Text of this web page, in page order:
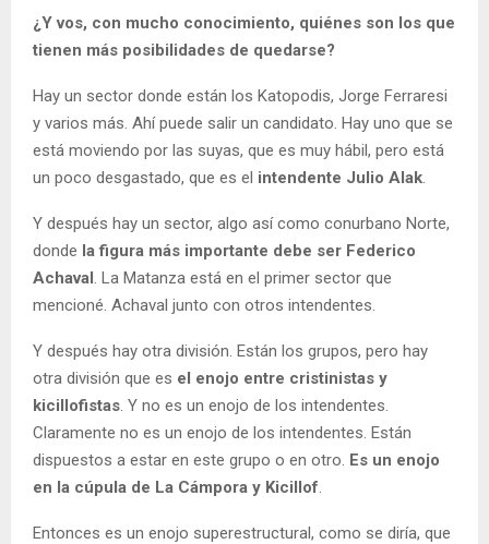
¿Y vos, con mucho conocimiento, quiénes son los que
tienen más posibilidades de quedarse?
Hay un sector donde están los Katopodis, Jorge Ferraresi
y varios más. Ahí puede salir un candidato. Hay uno que se
está moviendo por las suyas, que es muy hábil, pero está
un poco desgastado, que es el intendente Julio Alak.
Y después hay un sector, algo así como conurbano Norte,
donde la figura más importante debe ser Federico
Achaval. La Matanza está en el primer sector que
mencioné. Achaval junto con otros intendentes.
Y después hay otra división. Están los grupos, pero hay
otra división que es el enojo entre cristinistas y
kicillofistas. Y no es un enojo de los intendentes.
Claramente no es un enojo de los intendentes. Están
dispuestos a estar en este grupo o en otro. Es un enojo
en la cúpula de La Cámpora y Kicillof.
Entonces es un enojo superestructural, como se diría, que